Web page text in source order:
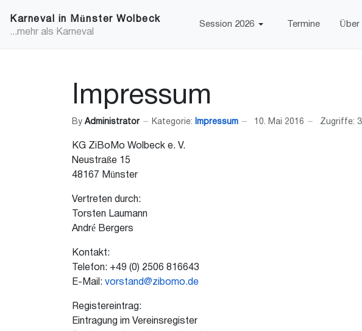
Karneval in Münster Wolbeck
...mehr als Karneval
Session 2026 Termine Über
Impressum
By Administrator Kategorie: Impressum 10. Mai 2016 Zugriffe:
KG ZiBoMo Wolbeck e. V.
Neustraße 15
48167 Münster
Vertreten durch:
Torsten Laumann
André Bergers
Kontakt:
Telefon: +49 (0) 2506 816643
E-Mail: vorstand@zibomo.de
Registereintrag:
Eintragung im Vereinsregister